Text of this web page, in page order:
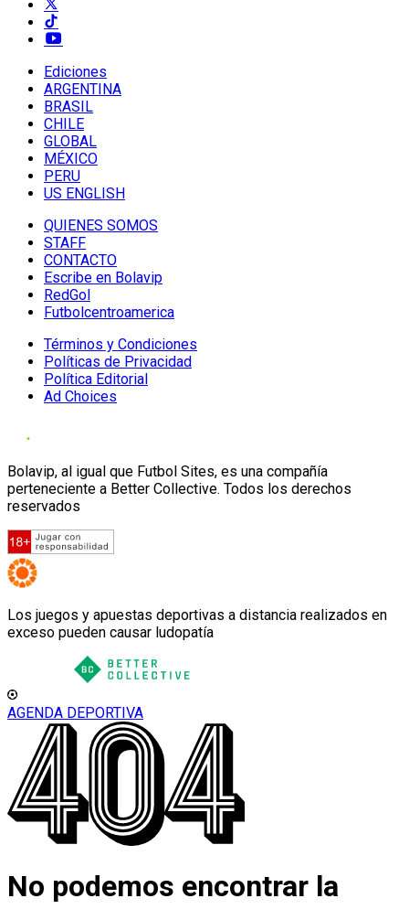
Ediciones
ARGENTINA
BRASIL
CHILE
GLOBAL
MÉXICO
PERU
US ENGLISH
QUIENES SOMOS
STAFF
CONTACTO
Escribe en Bolavip
RedGol
Futbolcentroamerica
Términos y Condiciones
Políticas de Privacidad
Política Editorial
Ad Choices
Bolavip, al igual que Futbol Sites, es una compañía
perteneciente a Better Collective. Todos los derechos
reservados
Los juegos y apuestas deportivas a distancia realizados en
exceso pueden causar ludopatía
AGENDA DEPORTIVA
No podemos encontrar la